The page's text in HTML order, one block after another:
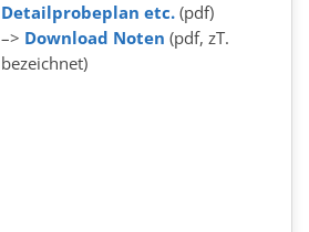
Detailprobeplan etc. (pdf)
–> Download Noten (pdf, zT.
bezeichnet)